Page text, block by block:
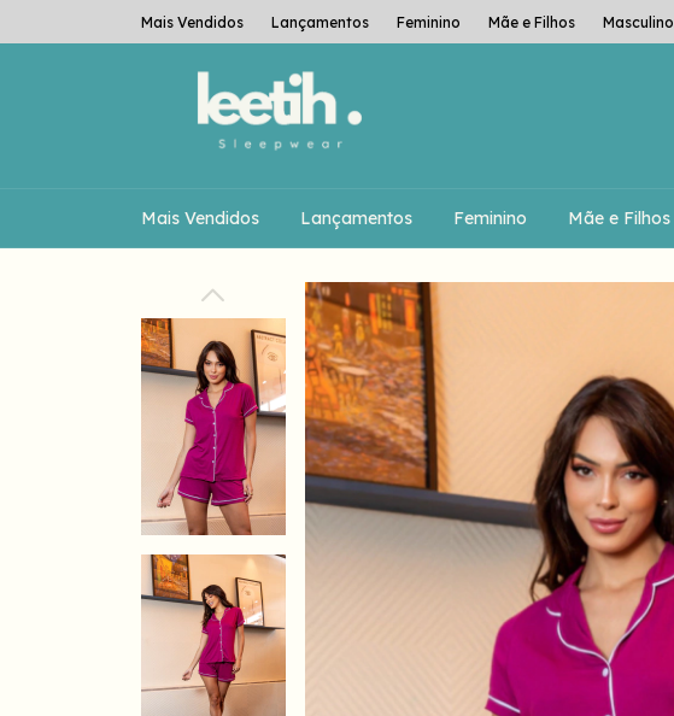
Mais Vendidos Lançamentos Feminino Mãe e Filhos Masculino
Mais Vendidos Lançamentos Feminino Mãe e Filhos